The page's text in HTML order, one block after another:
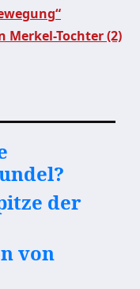
Merkel-Tochter (2)
der
von